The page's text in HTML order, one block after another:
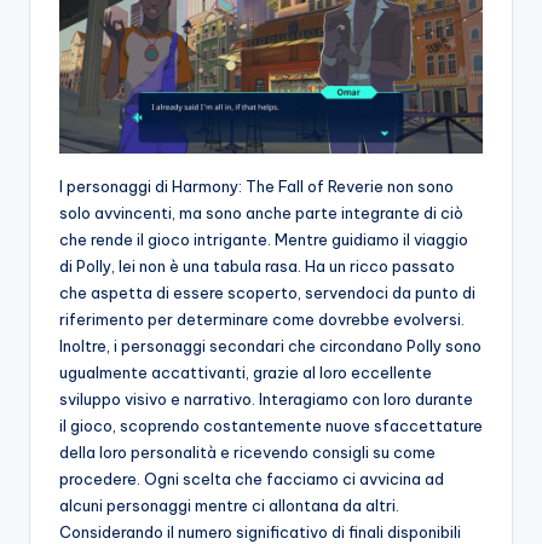
I personaggi di Harmony: The Fall of Reverie non sono
solo avvincenti, ma sono anche parte integrante di ciò
che rende il gioco intrigante. Mentre guidiamo il viaggio
di Polly, lei non è una tabula rasa. Ha un ricco passato
che aspetta di essere scoperto, servendoci da punto di
riferimento per determinare come dovrebbe evolversi.
Inoltre, i personaggi secondari che circondano Polly sono
ugualmente accattivanti, grazie al loro eccellente
sviluppo visivo e narrativo. Interagiamo con loro durante
il gioco, scoprendo costantemente nuove sfaccettature
della loro personalità e ricevendo consigli su come
procedere. Ogni scelta che facciamo ci avvicina ad
alcuni personaggi mentre ci allontana da altri.
Considerando il numero significativo di finali disponibili